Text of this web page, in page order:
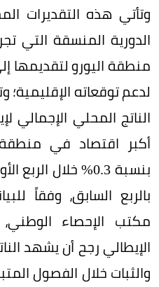
وتأتي هذه التقديرات
الدورية المنسقة التي
منطقة اليورو لتقديمها
لدعم توقعاته
الناتج المحلي الإجمالي
أكبر اقتصاد في
بنسبة 0.3% خلال
بالربع السابق، وفقاً
مكتب الإحصاء
الإيطالي رجح أن يشهد
والثبات خلال الفصول